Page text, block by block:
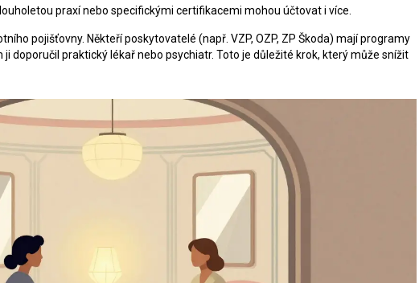
praxí nebo specifickými certifikacemi mohou účtovat i více.
pojišťovny. Někteří poskytovatelé (např. VZP, OZP, ZP Škoda) mají programy
doporučil praktický lékař nebo psychiatr. Toto je důležité krok, který může snížit